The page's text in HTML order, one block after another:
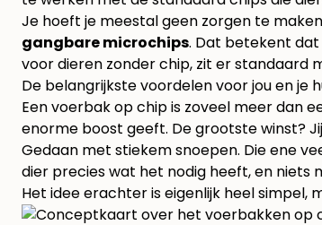
Je hoeft je meestal geen zorgen te
gangbare microchips. Dat betekent dat
voor dieren zonder chip, zit er standaard
De belangrijkste voordelen voor jou en je
Een voerbak op chip is zoveel meer dan
enorme boost geeft. De grootste winst?
Gedaan met stiekem snoepen. Die ene
dier precies wat het nodig heeft, en niets
Het idee erachter is eigenlijk heel simpel,